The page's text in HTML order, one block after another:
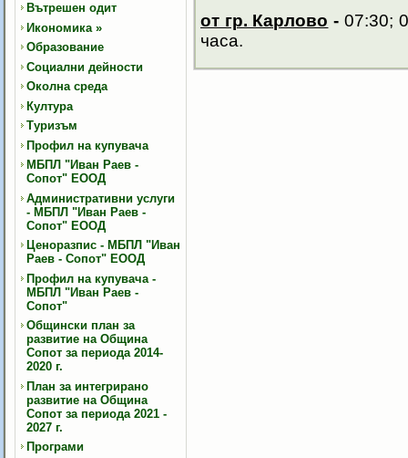
Вътрешен одит
Икономика »
Образование
Социални дейности
Околна среда
Култура
Туризъм
Профил на купувача
МБПЛ "Иван Раев -
Сопот" ЕООД
Административни услуги
- МБПЛ "Иван Раев -
Сопот" ЕООД
Ценоразпис - МБПЛ "Иван
Раев - Сопот" ЕООД
Профил на купувача -
МБПЛ "Иван Раев -
Сопот"
Общински план за
развитие на Община
Сопот за периода 2014-
2020 г.
План за интегрирано
развитие на Община
Сопот за периода 2021 -
2027 г.
Програми
от гр. Карлово - 07:30;
часа.